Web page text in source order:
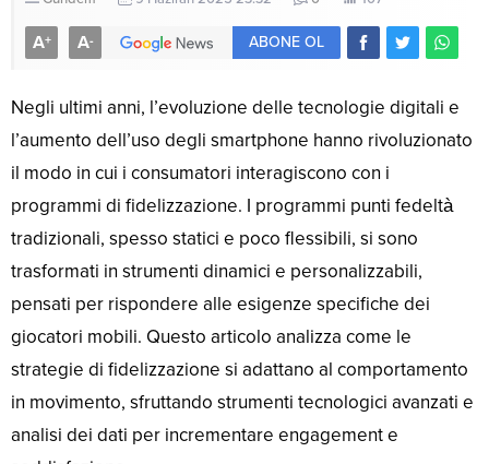
A+ A- ABONE OL
Negli ultimi anni, l’evoluzione delle tecnologie digitali e
l’aumento dell’uso degli smartphone hanno rivoluzionato
il modo in cui i consumatori interagiscono con i
programmi di fidelizzazione. I programmi punti fedeltà
tradizionali, spesso statici e poco flessibili, si sono
trasformati in strumenti dinamici e personalizzabili,
pensati per rispondere alle esigenze specifiche dei
giocatori mobili. Questo articolo analizza come le
strategie di fidelizzazione si adattano al comportamento
in movimento, sfruttando strumenti tecnologici avanzati e
analisi dei dati per incrementare engagement e